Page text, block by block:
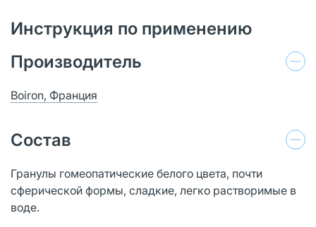
Инструкция по применению
Производитель
Boiron, Франция
Состав
Гранулы гомеопатические белого цвета, почти
сферической формы, сладкие, легко растворимые в
воде.